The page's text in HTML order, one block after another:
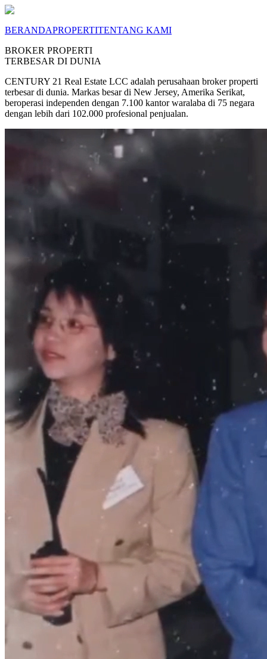
BERANDAPROPERTITENTANG KAMI
BROKER PROPERTI
TERBESAR DI DUNIA
CENTURY 21 Real Estate LCC adalah perusahaan broker properti
terbesar di dunia. Markas besar di New Jersey, Amerika Serikat,
beroperasi independen dengan 7.100 kantor waralaba di 75 negara
dengan lebih dari 102.000 profesional penjualan.